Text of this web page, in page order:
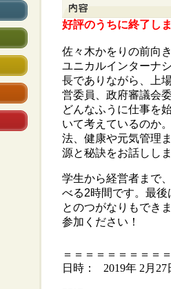
好評のうちに終了し
佐々木かをりの前向
ユニカルインターナ
長でありながら、上
営委員、政府審議会
どんなふうに仕事を
いて考えているのか
法、健康や元気管理
源と秘訣をお話しし
学生から経営者まで
べる2時間です。最
とのつがなりもでき
参加ください！
＝＝＝＝＝＝＝＝＝
日時： 2019年 2月27